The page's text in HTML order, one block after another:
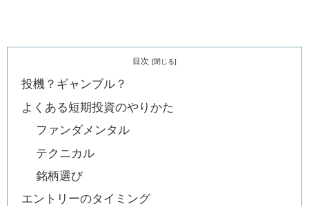
目次
投機？ギャンブル？
よくある短期投資のやりかた
ファンダメンタル
テクニカル
銘柄選び
エントリーのタイミング